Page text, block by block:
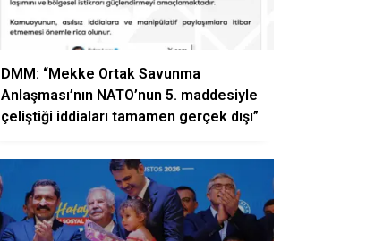
DMM: “Mekke Ortak Savunma
Anlaşması’nın NATO’nun 5. maddesiyle
çeliştiği iddiaları tamamen gerçek dışı”